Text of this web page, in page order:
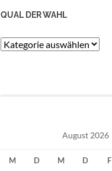
QUAL DER WAHL
Qual
August 2026
M D M D F